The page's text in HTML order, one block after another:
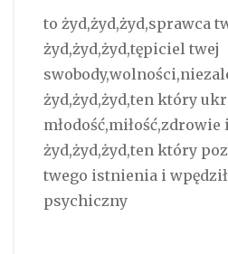
to żyd,żyd,żyd,sprawca
żyd,żyd,żyd,tępiciel twej
żyd,żyd,żyd,ten który
żyd,żyd,żyd,ten który
twego istnienia i
psychiczny